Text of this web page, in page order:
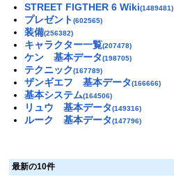
STREET FIGTHER 6 Wiki(1489481)
プレゼント(602565)
装備(256382)
キャラクター一覧(207478)
ケン 基本データ(198705)
テクニック(167789)
ザンギエフ 基本データ(166666)
基本システム(164506)
リュウ 基本データ(149316)
ルーク 基本データ(147796)
最新の10件